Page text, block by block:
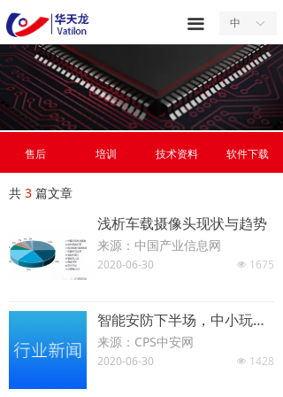
끀
首页
关于我们
产品中心
新闻中心
联系我们
ꀅ
中
共 3 篇文章
浅析车载摄像头现状与趋势
来源：中国产业信息网
넶 1675
2020-06-30
智能安防下半场，中小玩家如何找到市场新机？
来源：CPS中安网
넶 1428
2020-06-30
售后 培训 技术资料 软件下载